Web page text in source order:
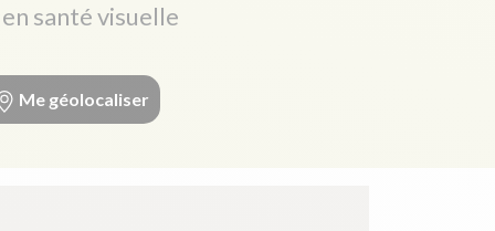
santé visuelle
Me géolocaliser